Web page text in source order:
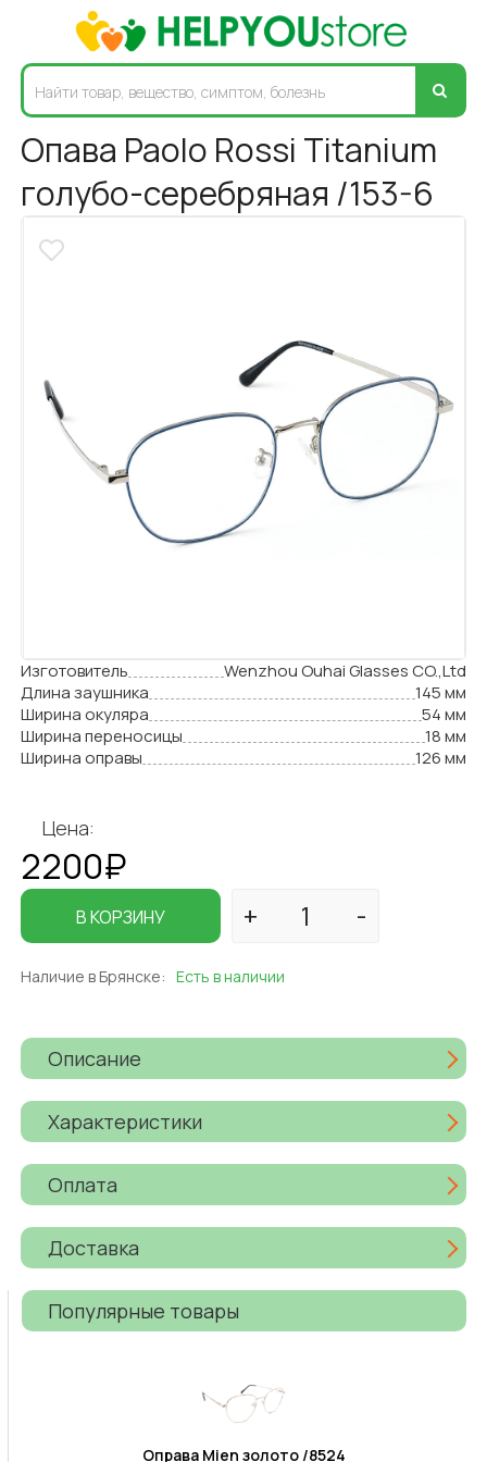
Опава Paolo Rossi Titanium
голубо-серебряная /153-6
Изготовитель
Wenzhou Ouhai Glasses CO.,Ltd
Длина заушника
145 мм
Ширина окуляра
54 мм
Ширина переносицы
18 мм
Ширина оправы
126 мм
Цена:
2200₽
В КОРЗИНУ
Наличие в Брянске: Есть в наличии
Описание
Характеристики
Оплата
Доставка
Популярные товары
Оправа Mien золото /8524